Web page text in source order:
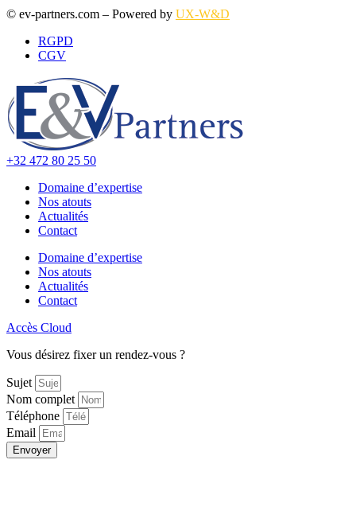
© ev-partners.com – Powered by UX-W&D
RGPD
CGV
+32 472 80 25 50
Domaine d’expertise
Nos atouts
Actualités
Contact
Domaine d’expertise
Nos atouts
Actualités
Contact
Accès Cloud
Vous désirez fixer un rendez-vous ?
Sujet
Nom complet
Téléphone
Email
Envoyer